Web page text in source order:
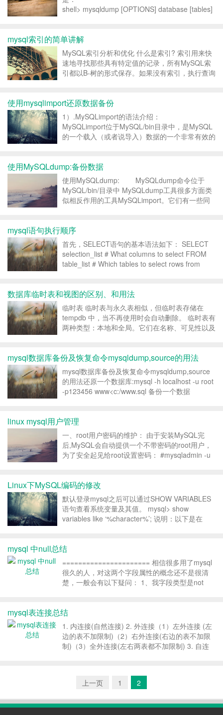
shell> mysqldump [OPTIONS] database [tables]
mysqldump的...
mysql索引的简单讲解
MySQL索引分析和优化 什么是索引? 索引用来快
速地寻找那些具有特定值的记录，所有MySQL索
引都以B-树的形式保存。如果没有索引，执行查询
数量越多，这个操作的代价就越高。如果作...
使用mysqlimport还原数据备份
1）.MySQLimport的语法介绍：
MySQLimport位于MySQL/bin目录中，是MySQL
的一个载入（或者说导入）数据的一个非常有效的
（textfile）导入到你指定的数...
使用MySQLdump:备份数据
使用MySQLdump: MySQLdump命令位于
MySQL/bin/目录中 MySQLdump工具很多方面类
似相反作用的工具MySQLimport。它们有一些同
这个文件包...
mysql语句执行顺序
首先，SELECT语句的基本语法如下： SELECT
selection_list # What columns to select FROM
table_list # Which tables to select rows from
数据库临时表和视图的区别、和用法
临时表 临时表与永久表相似，但临时表存储在
tempdb 中，当不再使用时会自动删除。 临时表有
两种类型：本地和全局。它们在名称、可见性以及
当用户从 SQL Server 实例断开连接时...
mysql数据库备份及恢复命令mysqldump,source的用法
mysql数据库备份及恢复命令mysqldump,source
的用法还原一个数据库:mysql -h localhost -u root
-p123456 www<c:/www.sql 备份一个数据
linux mysql用户管理
一、root用户密码的维护： 由于安装MySQL完
后,MySQL会自动提供一个不带密码的root用户，
为了安全起见给root设置密码： #mysqladmin -u
Linux下MySQL编码的修改
默认登录mysql之后可以通过SHOW VARIABLES
语句查看系统变量及其值。 mysql> show
variables like ‘%character%’; 说明：以下是在
mysql 中null总结
====================== 相信很多用了mysql
很久的人，对这两个字段属性的概念还不是很清
楚，一般会有以下疑问： 1、我字段类型是not
selec...
mysql表连接总结
1. 内连接(自然连接) 2. 外连接（1）左外连接 (左
边的表不加限制)（2）右外连接(右边的表不加限
制)（3）全外连接(左右两表都不加限制) 3. 自连
上一页
1 2